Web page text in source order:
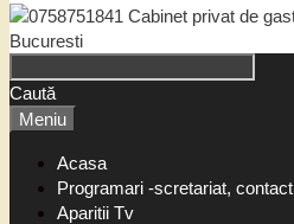
Caută
Meniu
Acasa
Programari -scretariat, contact
Aparitii Tv